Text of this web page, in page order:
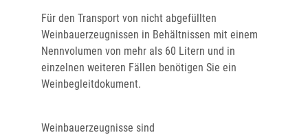
Für den Transport von nicht abgefüllten
Weinbauerzeugnissen in Behältnissen mit einem
Nennvolumen von mehr als 60 Litern und in
einzelnen weiteren Fällen benötigen Sie ein
Weinbegleitdokument.
Weinbauerzeugnisse sind